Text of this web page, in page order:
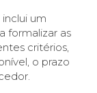
um
formalizar as
critérios,
o prazo